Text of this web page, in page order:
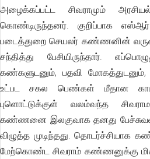
அழைக்கப்பட்ட சிவராமும்
கொண்டிருந்தனர். குறிப்பாக
படைத்துறை செயலர் கண்ணனின்
சந்தித்து பேசியிருந்தார்.
கண்களுடனும், பதவி
உட்பட சகல பெண்கள் மீதான காமம்
புளொட்டுக்குள் வலம்வந்த
கண்ணனை இலகுவாக தனது
விழுத்த முடிந்தது. தொடர்ச்சியாக
மேற்கொண்ட சிவராம் கண்ணனுக்கு